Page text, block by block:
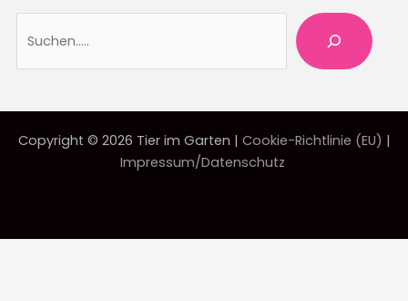
Copyright © 2026 Tier im Garten | Cookie-Richtlinie (EU) |
Impressum/Datenschutz